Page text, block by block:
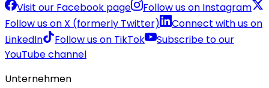
Visit our Facebook page
Follow us on Instagram
Follow us on X (formerly Twitter)
Connect with us on
LinkedIn
Follow us on TikTok
Subscribe to our
YouTube channel
Unternehmen